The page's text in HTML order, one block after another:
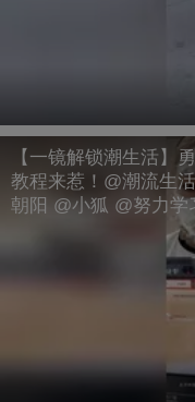
【一镜解锁潮生活】
教程来惹！@潮流生
朝阳 @小狐 @努力学